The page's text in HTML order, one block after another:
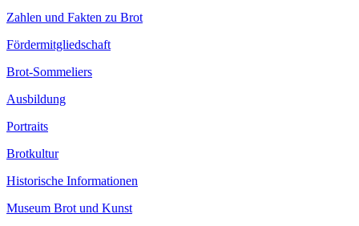
Zahlen und Fakten zu Brot
Fördermitgliedschaft
Brot-Sommeliers
Ausbildung
Portraits
Brotkultur
Historische Informationen
Museum Brot und Kunst